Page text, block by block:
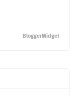
BloggerWidget